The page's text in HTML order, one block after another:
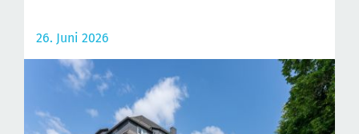
26. Juni 2026